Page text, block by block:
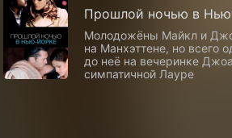
Прошлой ночью в
Молодожёны Майкл и
на Манхэттене, но всего
до неё на вечеринке
симпатичной Лауре